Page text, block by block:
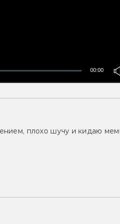
00:00
плохо шучу и кидаю